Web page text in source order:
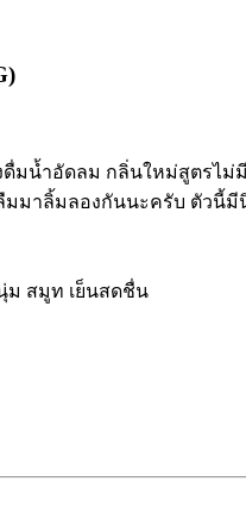
งดื่มน้ำอัดลม กลิ่นใหม่สูตรไ
มมาลิ้มลองกันนะครับ ตัวนี้
ม สมูท เย็นสดชื่น